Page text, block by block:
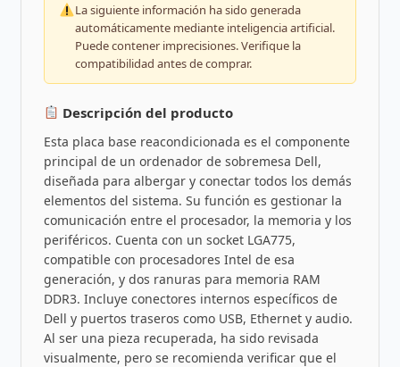
La siguiente información ha sido generada
automáticamente mediante inteligencia artificial.
Puede contener imprecisiones. Verifique la
compatibilidad antes de comprar.
Descripción del producto
Esta placa base reacondicionada es el componente
principal de un ordenador de sobremesa Dell,
diseñada para albergar y conectar todos los demás
elementos del sistema. Su función es gestionar la
comunicación entre el procesador, la memoria y los
periféricos. Cuenta con un socket LGA775,
compatible con procesadores Intel de esa
generación, y dos ranuras para memoria RAM
DDR3. Incluye conectores internos específicos de
Dell y puertos traseros como USB, Ethernet y audio.
Al ser una pieza recuperada, ha sido revisada
visualmente, pero se recomienda verificar que el